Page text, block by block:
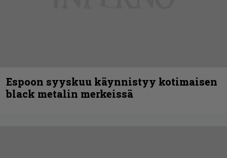
Espoon syyskuu käynnistyy kotimaisen
black metalin merkeissä